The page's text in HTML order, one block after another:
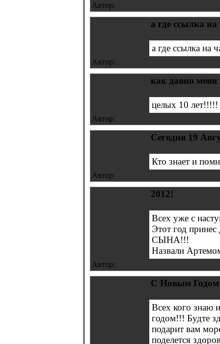
Автор:
а где ссылка
а где ссылка на
Автор:
как давно меня
целых 10 лет!!!!!
Автор:
Сегодня 19
Кто знает и
Автор:
2012!
Всех уже с
Этот год
СЫНА!!!
Назвали
Автор:
С Новым
Всех кого знаю
годом!!! Будте
подарит вам
поделется